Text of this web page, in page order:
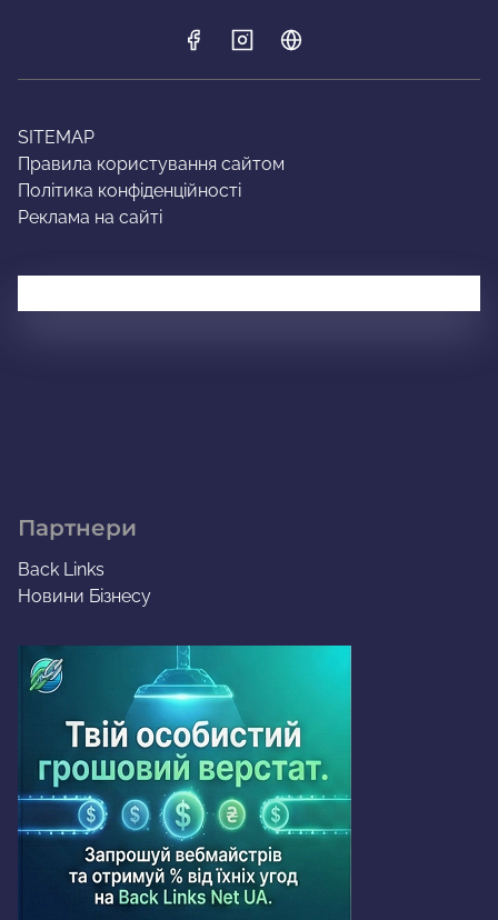
SITEMAP
Правила користування сайтом
Політика конфіденційності
Реклама на сайті
Партнери
Back Links
Новини Бізнесу